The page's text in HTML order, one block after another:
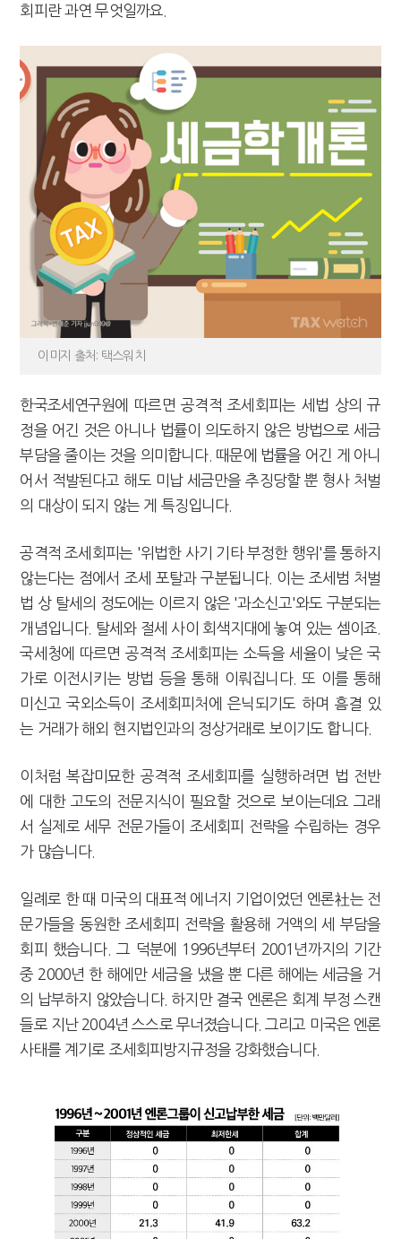
회피란 과연 무엇일까요.
이미지 출처: 택스워치
한국조세연구원에 따르면 공격적 조세회피는 세법 상의 규
정을 어긴 것은 아니나 법률이 의도하지 않은 방법으로 세금
부담을 줄이는 것을 의미합니다. 때문에 법률을 어긴 게 아니
어서 적발된다고 해도 미납 세금만을 추징당할 뿐 형사 처벌
의 대상이 되지 않는 게 특징입니다.
공격적 조세회피는 '위법한 사기 기타 부정한 행위'를 통하지
않는다는 점에서 조세 포탈과 구분됩니다. 이는 조세범 처벌
법 상 탈세의 정도에는 이르지 않은 '과소신고'와도 구분되는
개념입니다. 탈세와 절세 사이 회색지대에 놓여 있는 셈이죠.
국세청에 따르면 공격적 조세회피는 소득을 세율이 낮은 국
가로 이전시키는 방법 등을 통해 이뤄집니다. 또 이를 통해
미신고 국외소득이 조세회피처에 은닉되기도 하며 흠결 있
는 거래가 해외 현지법인과의 정상거래로 보이기도 합니다.
이처럼 복잡미묘한 공격적 조세회피를 실행하려면 법 전반
에 대한 고도의 전문지식이 필요할 것으로 보이는데요 그래
서 실제로 세무 전문가들이 조세회피 전략을 수립하는 경우
가 많습니다.
일례로 한 때 미국의 대표적 에너지 기업이었던 엔론社는 전
문가들을 동원한 조세회피 전략을 활용해 거액의 세 부담을
회피 했습니다. 그 덕분에 1996년부터 2001년까지의 기간
중 2000년 한 해에만 세금을 냈을 뿐 다른 해에는 세금을 거
의 납부하지 않았습니다. 하지만 결국 엔론은 회계 부정 스캔
들로 지난 2004년 스스로 무너졌습니다. 그리고 미국은 엔론
사태를 계기로 조세회피방지규정을 강화했습니다.